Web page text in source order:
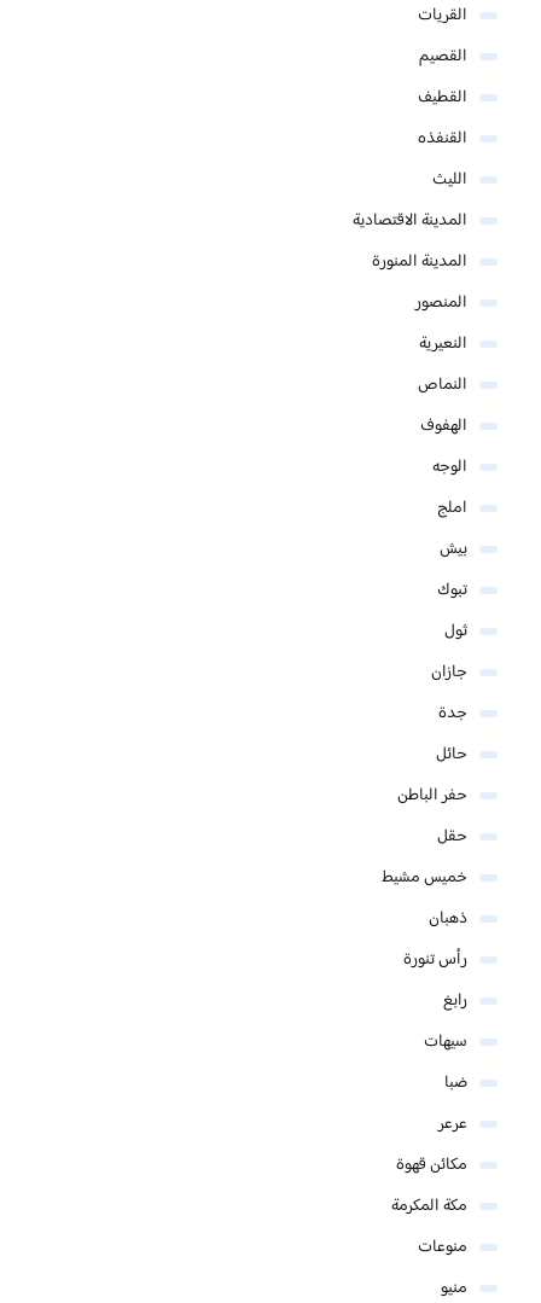
القريات
القصيم
القطيف
القنفذه
الليث
المدينة الاقتصادية
المدينة المنورة
المنصور
النعيرية
النماص
الهفوف
الوجه
املج
بيش
تبوك
ثول
جازان
جدة
حائل
حفر الباطن
حقل
خميس مشيط
ذهبان
رأس تنورة
رابغ
سيهات
ضبا
عرعر
مكائن قهوة
مكة المكرمة
منوعات
منيو